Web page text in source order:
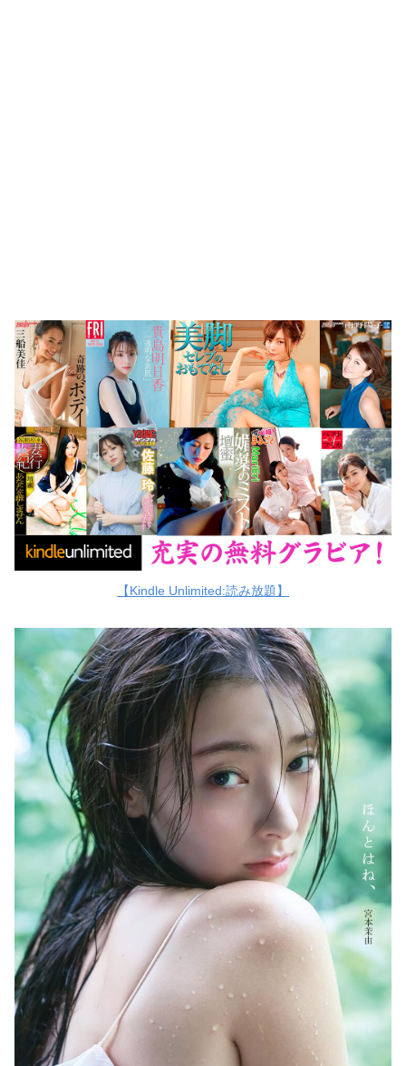
【Kindle Unlimited:読み放題】